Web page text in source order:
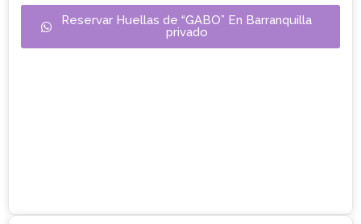
Reservar Huellas de “GABO” En Barranquilla
privado